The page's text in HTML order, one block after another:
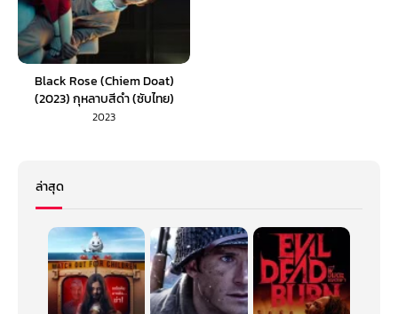
Black Rose (Chiem Doat)
(2023) กุหลาบสีดำ (ซับไทย)
2023
ล่าสุด